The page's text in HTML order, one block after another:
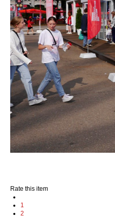
Rate this item
1
2